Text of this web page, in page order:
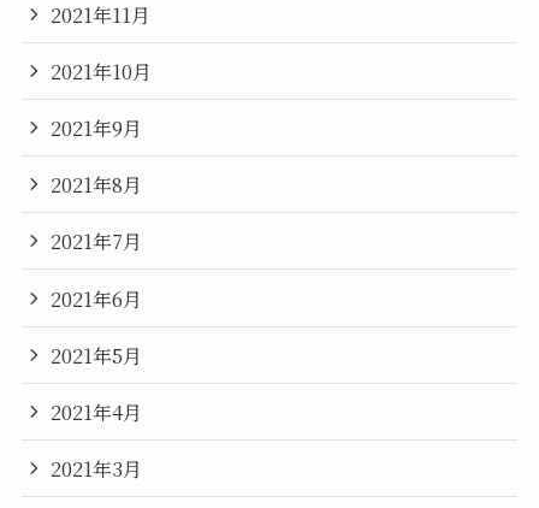
2021年11月
2021年10月
2021年9月
2021年8月
2021年7月
2021年6月
2021年5月
2021年4月
2021年3月